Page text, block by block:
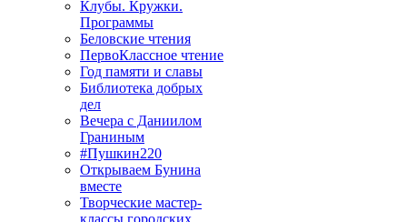
Клубы. Кружки.
Программы
Беловские чтения
ПервоКлассное чтение
Год памяти и славы
Библиотека добрых
дел
Вечера с Даниилом
Граниным
#Пушкин220
Открываем Бунина
вместе
Творческие мастер-
классы городских